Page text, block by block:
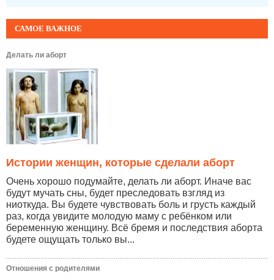
САМОЕ ВАЖНОЕ
Делать ли аборт
Истории женщин, которые сделали аборт
Очень хорошо подумайте, делать ли аборт. Иначе вас
будут мучать сны, будет преследовать взгляд из
ниоткуда. Вы будете чувствовать боль и грусть каждый
раз, когда увидите молодую маму с ребёнком или
беременную женщину. Всё бремя и последствия аборта
будете ощущать только вы...
Отношения с родителями